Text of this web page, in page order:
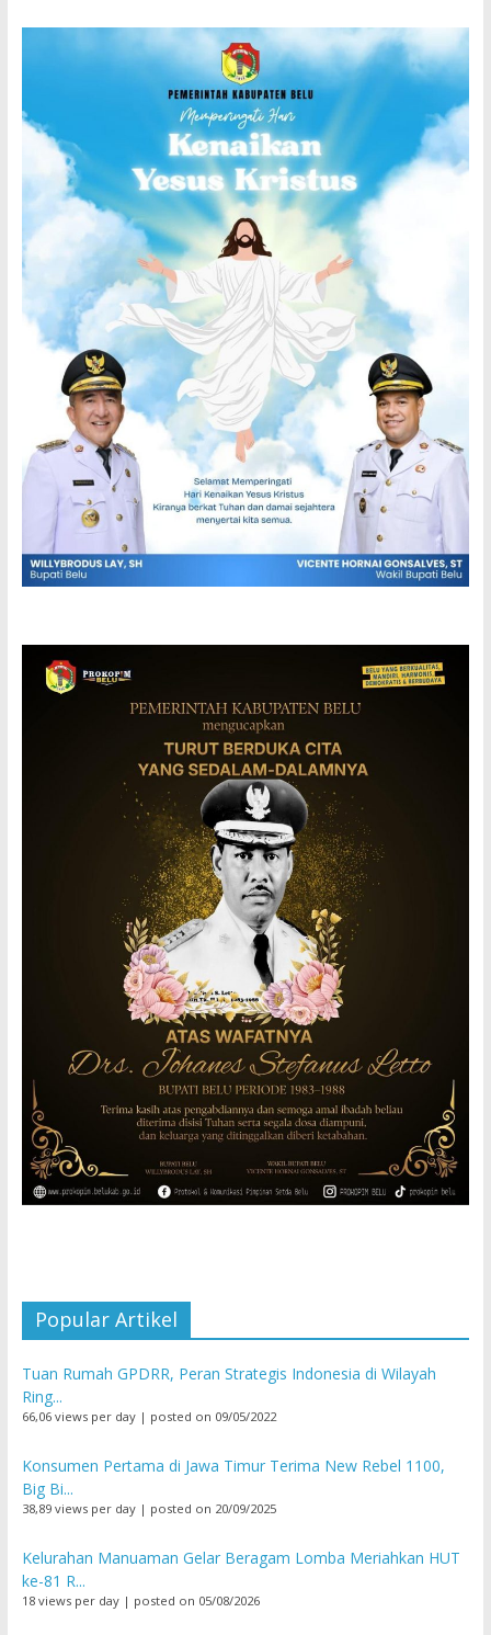
Popular Artikel
Tuan Rumah GPDRR, Peran Strategis Indonesia di Wilayah
Ring...
66,06 views per day| posted on 09/05/2022
Konsumen Pertama di Jawa Timur Terima New Rebel 1100,
Big Bi...
38,89 views per day| posted on 20/09/2025
Kelurahan Manuaman Gelar Beragam Lomba Meriahkan HUT
ke-81 R...
18 views per day| posted on 05/08/2026